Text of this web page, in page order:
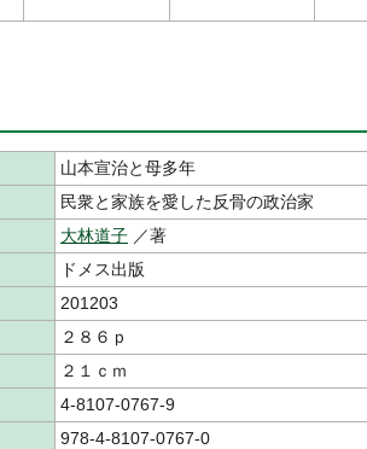
山本宣治と母多年
民衆と家族を愛した反骨の政治家
大林道子 ／著
ドメス出版
201203
２８６ｐ
２１ｃｍ
4-8107-0767-9
978-4-8107-0767-0